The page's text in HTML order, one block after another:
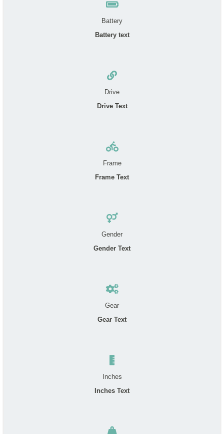
Battery
Battery text
Drive
Drive Text
Frame
Frame Text
Gender
Gender Text
Gear
Gear Text
Inches
Inches Text